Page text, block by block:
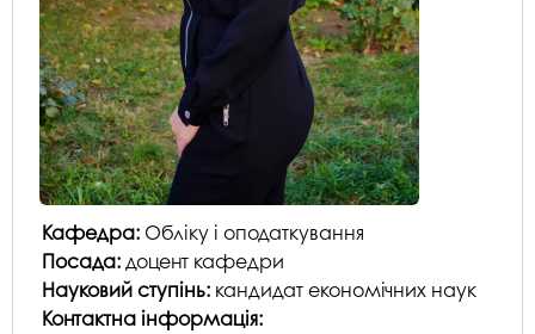
Кафедра: Обліку і оподаткування
Посада:доцент кафедри
Науковий ступінь: кандидат економічних наук
Контактна інформація: